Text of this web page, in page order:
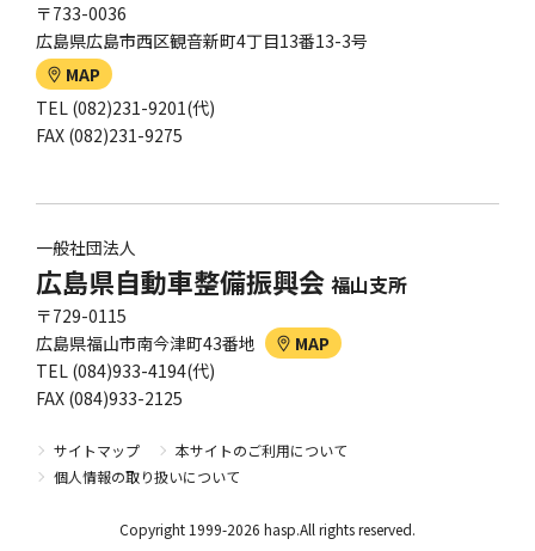
〒733-0036
広島県広島市西区観音新町4丁目13番13-3号
MAP
TEL (082)231-9201(代)
FAX (082)231-9275
一般社団法人
広島県自動車整備振興会 福山支所
〒729-0115
広島県福山市南今津町43番地
MAP
TEL (084)933-4194(代)
FAX (084)933-2125
サイトマップ
本サイトのご利用について
個人情報の取り扱いについて
Copyright 1999-2026 hasp.All rights reserved.